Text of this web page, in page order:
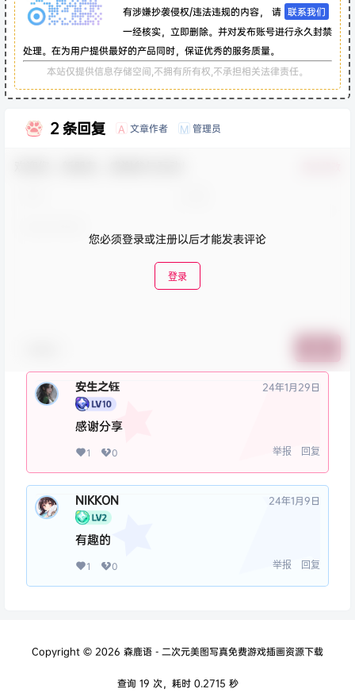
有涉嫌抄袭侵权/违法违规的内容， 请 联系我们
一经核实，立即删除。并对发布账号进行永久封禁
处理。在为用户提供最好的产品同时，保证优秀的服务质量。
本站仅提供信息存储空间,不拥有所有权,不承担相关法律责任。
2 条回复 A 文章作者 M 管理员
您必须登录或注册以后才能发表评论
登录
安生之钰 24年1月29日
感谢分享
1 0 举报 回复
NIKKON 24年1月9日
有趣的
1 0 举报 回复
Copyright © 2026 森鹿语 - 二次元美图写真免费游戏插画资源下载
查询 19 次，耗时 0.2715 秒